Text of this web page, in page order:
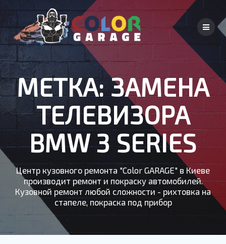
to
content
МЕТКА:ЗАМЕНА
ТЕЛЕВИЗОРА
BMW 3 SERIES
Центр кузовного ремонта "Color GARAGE" в Киеве
производит ремонт и покраску автомобилей.
Кузовной ремонт любой сложности - рихтовка на
стапеле, покраска под прибор